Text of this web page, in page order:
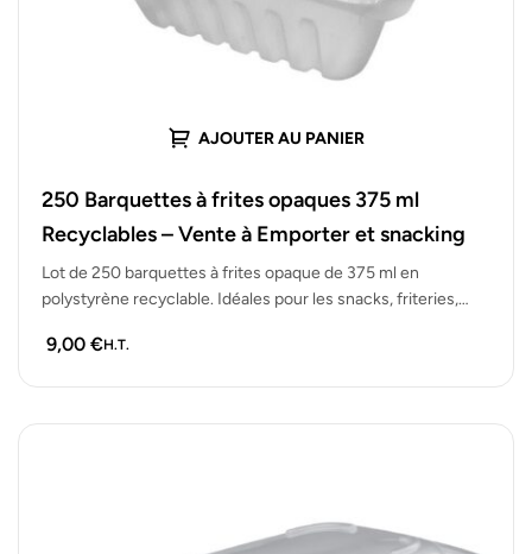
AJOUTER AU PANIER
250 Barquettes à frites opaques 375 ml
Recyclables – Vente à Emporter et snacking
Lot de 250 barquettes à frites opaque de 375 ml en
polystyrène recyclable. Idéales pour les snacks, friteries,
9,00 €H.T.